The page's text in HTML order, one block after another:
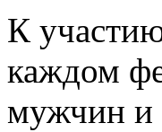
К
каждом
мужчин